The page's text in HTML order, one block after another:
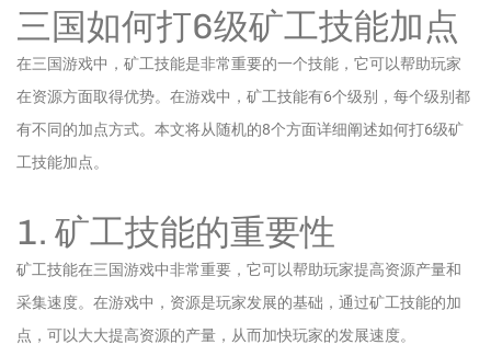
三国如何打6级矿工技能加点
在三国游戏中，矿工技能是非常重要的一个技能，它可以帮助玩家
在资源方面取得优势。在游戏中，矿工技能有6个级别，每个级别都
有不同的加点方式。本文将从随机的8个方面详细阐述如何打6级矿
工技能加点。
1. 矿工技能的重要性
矿工技能在三国游戏中非常重要，它可以帮助玩家提高资源产量和
采集速度。在游戏中，资源是玩家发展的基础，通过矿工技能的加
点，可以大大提高资源的产量，从而加快玩家的发展速度。